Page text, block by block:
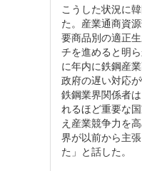
こうした状況に
た。産業通商資
要商品別の適正
チを進めると明
に年内に鉄鋼産
政府の遅い対応
鉄鋼業界関係者
れるほど重要な
え産業競争力を
界が以前から主
た」と話した。